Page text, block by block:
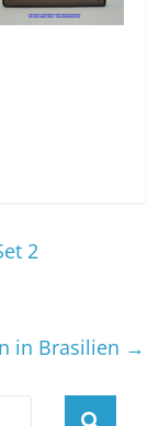
2
in Brasilien →